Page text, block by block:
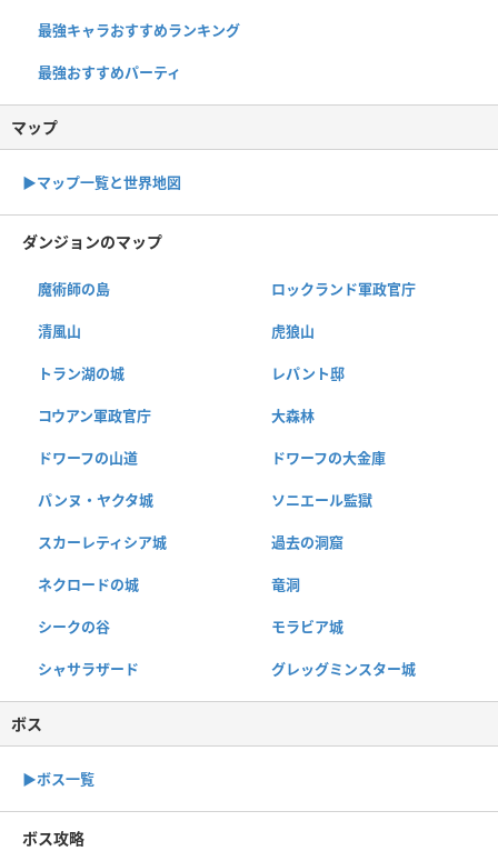
最強キャラおすすめランキング
最強おすすめパーティ
マップ
▶︎マップ一覧と世界地図
ダンジョンのマップ
魔術師の島 ロックランド軍政官庁
清風山 虎狼山
トラン湖の城 レパント邸
コウアン軍政官庁 大森林
ドワーフの山道 ドワーフの大金庫
パンヌ・ヤクタ城 ソニエール監獄
スカーレティシア城 過去の洞窟
ネクロードの城 竜洞
シークの谷 モラビア城
シャサラザード グレッグミンスター城
ボス
▶︎ボス一覧
ボス攻略